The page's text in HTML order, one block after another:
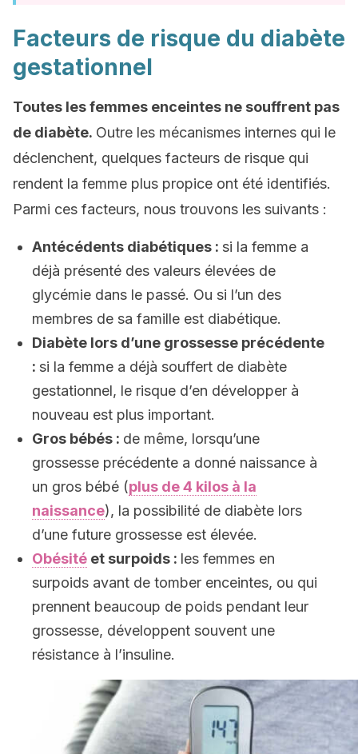
Facteurs de risque du diabète
gestationnel
Toutes les femmes enceintes ne souffrent pas
de diabète. Outre les mécanismes internes qui le
déclenchent, quelques facteurs de risque qui
rendent la femme plus propice ont été identifiés.
Parmi ces facteurs, nous trouvons les suivants :
Antécédents diabétiques : si la femme a
déjà présenté des valeurs élevées de
glycémie dans le passé. Ou si l’un des
membres de sa famille est diabétique.
Diabète lors d’une grossesse précédente
: si la femme a déjà souffert de diabète
gestationnel, le risque d’en développer à
nouveau est plus important.
Gros bébés : de même, lorsqu’une
grossesse précédente a donné naissance à
un gros bébé (plus de 4 kilos à la
naissance), la possibilité de diabète lors
d’une future grossesse est élevée.
Obésité et surpoids : les femmes en
surpoids avant de tomber enceintes, ou qui
prennent beaucoup de poids pendant leur
grossesse, développent souvent une
résistance à l’insuline.